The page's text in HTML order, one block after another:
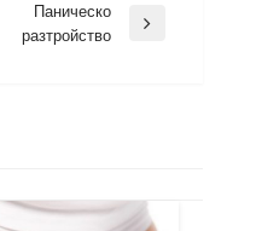
Паническо
разтройство